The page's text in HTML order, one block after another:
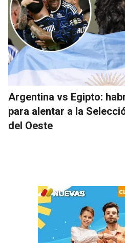
Argentina vs Egipto:
para alentar a la
del Oeste